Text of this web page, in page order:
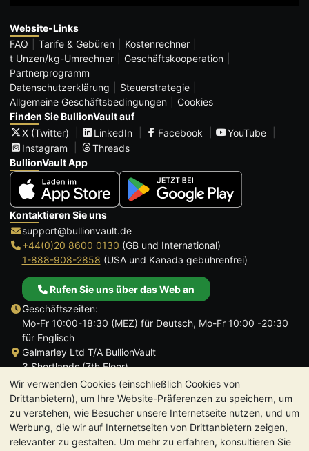
Wir verwenden Cookies (einschließlich Cookies von
Drittanbietern), um Ihre Website-Präferenzen zu speichern, um
zu verstehen, wie Besucher unsere Internetseite nutzen, und um
Werbung, die wir auf Internetseiten von Drittanbietern zeigen,
relevanter zu gestalten. Um mehr zu erfahren, konsultieren Sie
Website-Links
FAQ
Tarife & Gebüren
Kostenrechner
t Unzen/kg-Umrechner
Geschäftskooperation
Partnerprogramm
Datenschutzerklärung
Steuerstrategie
Allgemeine Geschäftsbedingungen
Cookies
Finden Sie BullionVault auf
X (Twitter)
LinkedIn Facebook
YouTube
Instagram
Threads
BullionVault App
Kontaktieren Sie uns
support@bullionvault.de
+44(0)20 8600 0130 (GB und International)
1-888-908-2858 (USA und Kanada gebührenfrei)
Rufen Sie uns über das Web an
Geschäftszeiten:
Mo-Fr 10:00-18:30 (MEZ) für Deutsch, Mo-Fr 10:00 -20:30
für Englisch
Galmarley Ltd T/A BullionVault
3 Shortlands (7th Floor)
Hammersmith
London
W6 8DA
Großbritannien